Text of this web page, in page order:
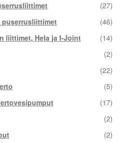
(27)
puserrusliittimet
(46)
liittimet, Hela ja I-Joint
(14)
(2)
(22)
(5)
(17)
(2)
(2)